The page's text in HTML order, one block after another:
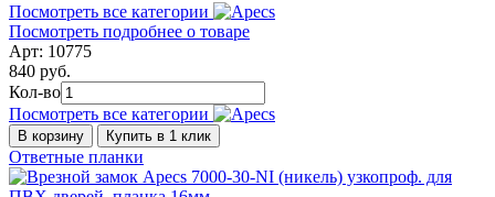
Посмотреть все категории
Посмотреть подробнее о товаре
Арт: 10775
840 руб.
Кол-во
Посмотреть все категории
В корзину Купить в 1 клик
Ответные планки